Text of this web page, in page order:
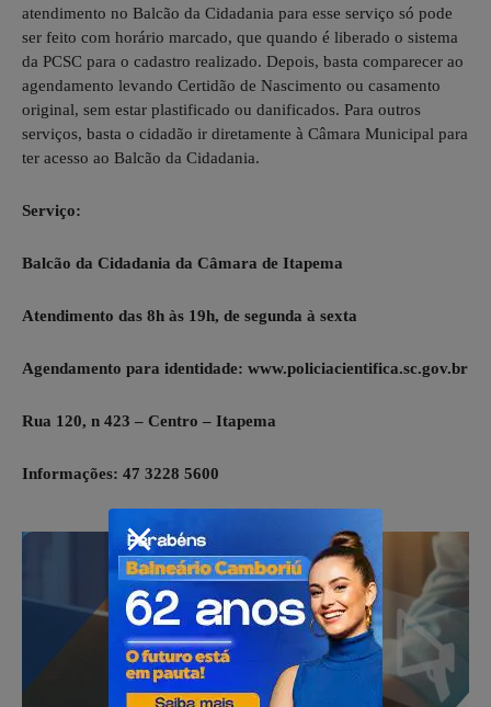
atendimento no Balcão da Cidadania para esse serviço só pode
ser feito com horário marcado, que quando é liberado o sistema
da PCSC para o cadastro realizado. Depois, basta comparecer ao
agendamento levando Certidão de Nascimento ou casamento
original, sem estar plastificado ou danificados. Para outros
serviços, basta o cidadão ir diretamente à Câmara Municipal para
ter acesso ao Balcão da Cidadania.
Serviço:
Balcão da Cidadania da Câmara de Itapema
Atendimento das 8h às 19h, de segunda à sexta
Agendamento para identidade: www.policiacientifica.sc.gov.br
Rua 120, n 423 – Centro – Itapema
Informações: 47 3228 5600